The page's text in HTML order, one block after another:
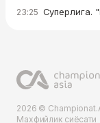
23:25 Суперлига.
2026 ©
Махфийлик сиёсати